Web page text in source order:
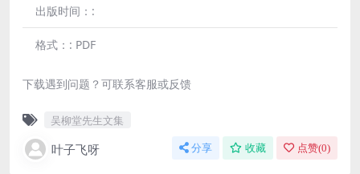
出版时间：:
格式：: PDF
下载遇到问题？可联系客服或反馈
吴柳堂先生文集
叶子飞呀 分享 收藏 点赞(0)